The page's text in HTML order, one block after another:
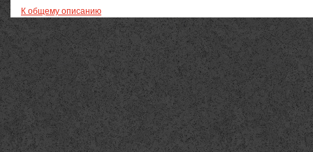
К общему описанию